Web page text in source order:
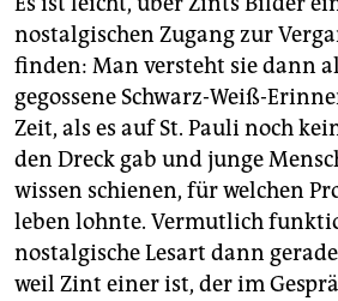
nostalgischen Zugang zur
finden: Man versteht sie dann
gegossene Schwarz-Weiß-
Zeit, als es auf St. Pauli noch
den Dreck gab und junge
wissen schienen, für welchen
leben lohnte. Vermutlich
nostalgische Lesart dann
weil Zint einer ist, der im